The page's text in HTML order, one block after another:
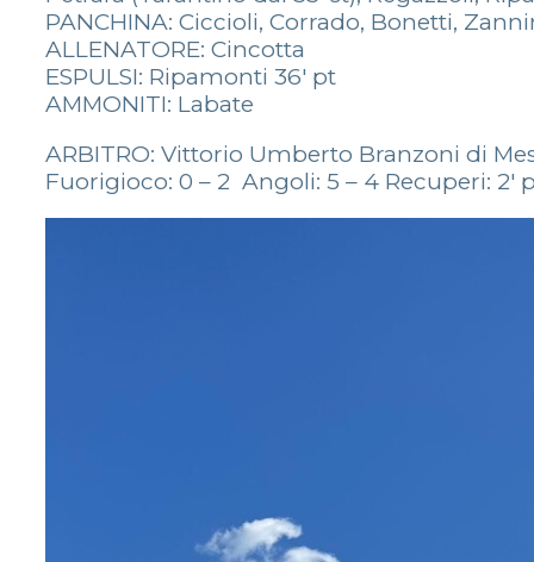
PANCHINA: Ciccioli, Corrado, Bonetti,
ALLENATORE: Cincotta
ESPULSI: Ripamonti 36′ pt
AMMONITI: Labate
ARBITRO: Vittorio Umberto Branzoni di
Fuorigioco: 0 – 2 Angoli: 5 – 4 Recuperi: 2′